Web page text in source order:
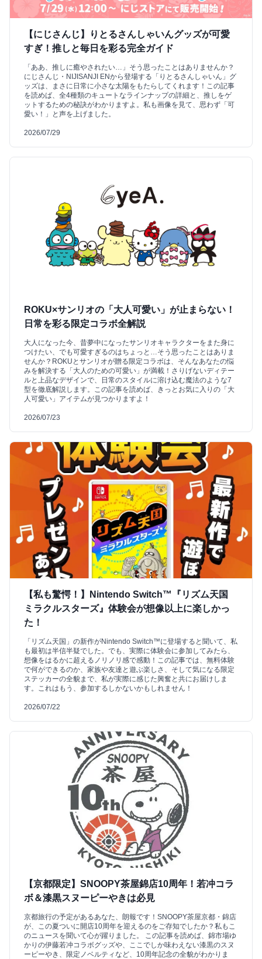
【にじさんじ】りとるさんしゃいんグッズが可愛
すぎ！推しと毎日を彩る完全ガイド
「ああ、推しに癒やされたい…」そう思ったことはありませんか？
にじさんじ・NIJISANJI ENから登場する「りとるさんしゃいん」グ
ッズは、まさに日常に小さな太陽をもたらしてくれます！この記事
を読めば、全4種類のキュートなラインナップの詳細と、推しをゲ
ットするための秘訣がわかりますよ。私も画像を見て、思わず「可
愛い！」と声を上げました。
2026/07/29
ROKU×サンリオの「大人可愛い」が止まらない！
日常を彩る限定コラボ全解説
大人になった今、昔夢中になったサンリオキャラクターをまた身に
つけたい、でも可愛すぎるのはちょっと…そう思ったことはありま
せんか？ROKUとサンリオが贈る限定コラボは、そんなあなたの悩
みを解決する「大人のための可愛い」が満載！さりげないディテー
ルと上品なデザインで、日常のスタイルに溶け込む魔法のような7
型を徹底解説します。この記事を読めば、きっとお気に入りの「大
人可愛い」アイテムが見つかりますよ！
2026/07/23
【私も驚愕！】Nintendo Switch™『リズム天国
ミラクルスターズ』体験会が想像以上に楽しかっ
た！
「リズム天国」の新作がNintendo Switch™に登場すると聞いて、私
も最初は半信半疑でした。でも、実際に体験会に参加してみたら、
想像をはるかに超えるノリノリ感で感動！この記事では、無料体験
で何ができるのか、家族や友達と遊ぶ楽しさ、そして気になる限定
ステッカーの全貌まで、私が実際に感じた興奮と共にお届けしま
す。これはもう、参加するしかないかもしれません！
2026/07/22
【京都限定】SNOOPY茶屋錦店10周年！若冲コラ
ボ＆漆黒スヌーピーやきは必見
京都旅行の予定があるあなた、朗報です！SNOOPY茶屋京都・錦店
が、この夏ついに開店10周年を迎えるのをご存知でしたか？私もこ
のニュースを聞いて心が躍りました。 この記事を読めば、錦市場ゆ
かりの伊藤若冲コラボグッズや、ここでしか味わえない漆黒のスヌ
ーピーやき、限定ノベルティなど、10周年記念の全貌がわかりま